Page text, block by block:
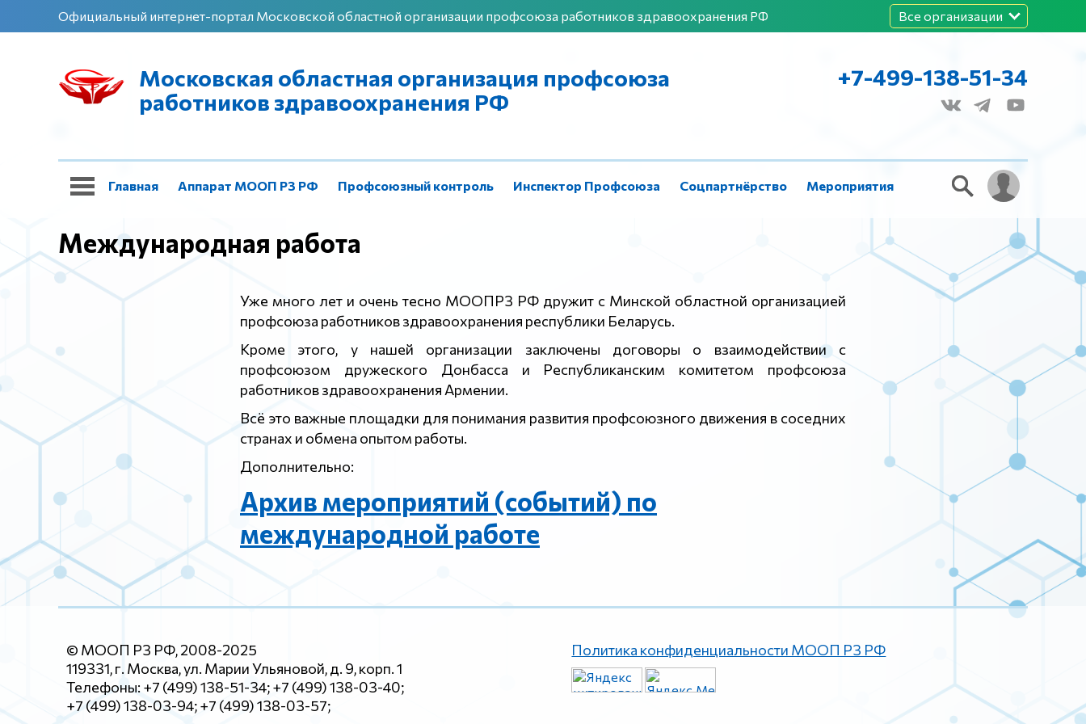
Официальный интернет-портал Московской областной организации профсоюза работников здравоохранения РФ Все организации
Московская областная организация профсоюза
работников здравоохранения РФ
+7-499-138-51-34
Главная Аппарат МООП РЗ РФ Профсоюзный контроль Инспектор Профсоюза Соцпартнёрство Мероприятия
Международная работа
Уже много лет и очень тесно МООПРЗ РФ дружит с Минской областной организацией
профсоюза работников здравоохранения республики Беларусь.
Кроме этого, у нашей организации заключены договоры о взаимодействии с
профсоюзом дружеского Донбасса и Республиканским комитетом профсоюза
работников здравоохранения Армении.
Всё это важные площадки для понимания развития профсоюзного движения в соседних
странах и обмена опытом работы.
Дополнительно:
Архив мероприятий (событий) по
международной работе
© МООП РЗ РФ, 2008-2025
119331, г. Москва, ул. Марии Ульяновой, д. 9, корп. 1
Телефоны: +7 (499) 138-51-34; +7 (499) 138-03-40;
+7 (499) 138-03-94; +7 (499) 138-03-57;
Политика конфиденциальности МООП РЗ РФ